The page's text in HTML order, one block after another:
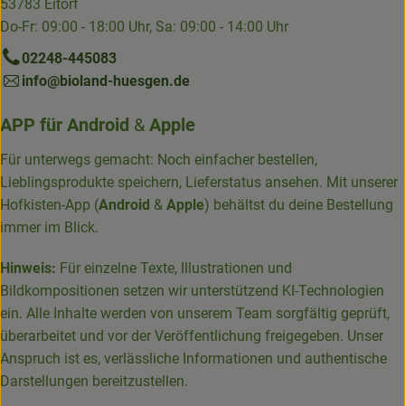
53783 Eitorf
Do-Fr: 09:00 - 18:00 Uhr, Sa: 09:00 - 14:00 Uhr
02248-445083
info@bioland-huesgen.de
APP für Android & Apple
Für unterwegs gemacht: Noch einfacher bestellen,
Lieblingsprodukte speichern, Lieferstatus ansehen. Mit unserer
Hofkisten-App (Android & Apple) behältst du deine Bestellung
immer im Blick.
Hinweis: Für einzelne Texte, Illustrationen und
Bildkompositionen setzen wir unterstützend KI-Technologien
ein. Alle Inhalte werden von unserem Team sorgfältig geprüft,
überarbeitet und vor der Veröffentlichung freigegeben. Unser
Anspruch ist es, verlässliche Informationen und authentische
Darstellungen bereitzustellen.